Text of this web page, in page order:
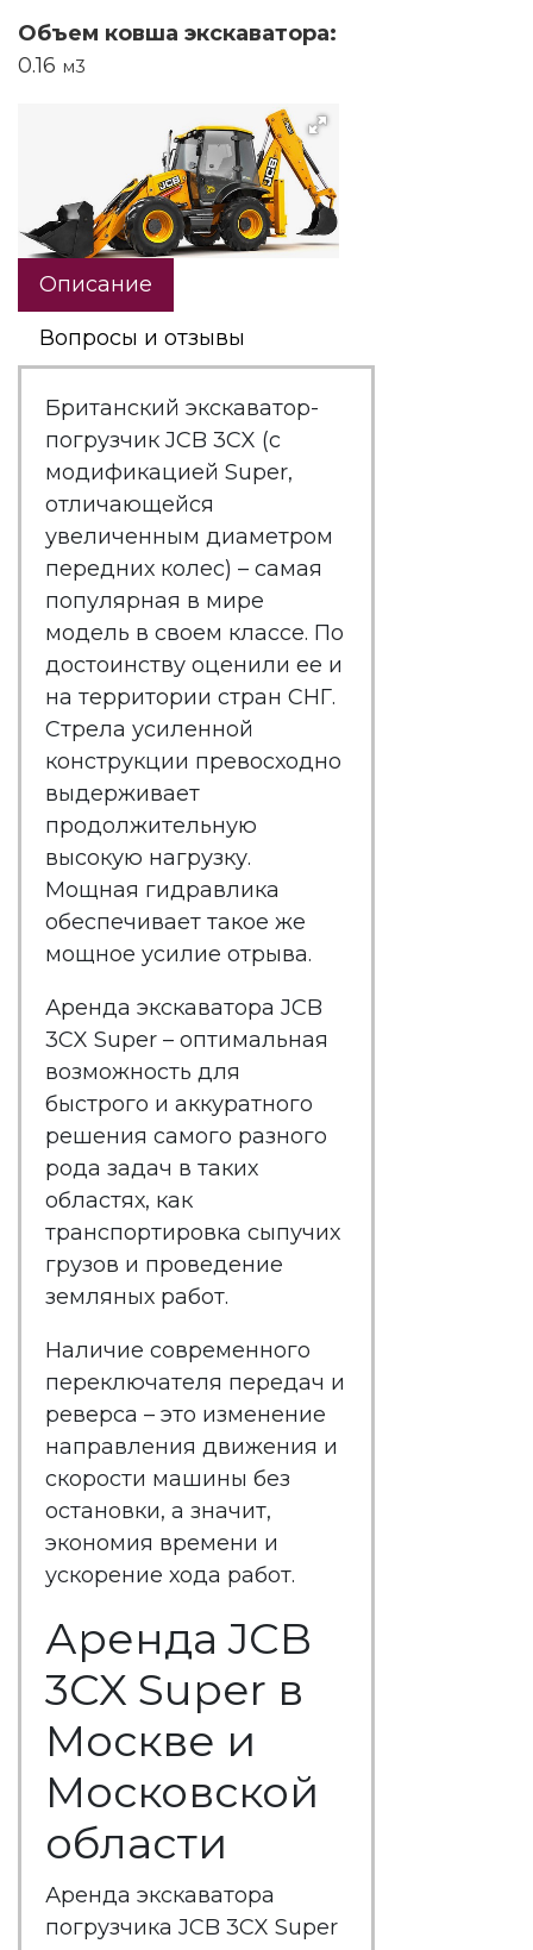
Объем ковша экскаватора:
0.16 м3
Описание
Вопросы и отзывы
Британский экскаватор-
погрузчик JCB 3CX (с
модификацией Super,
отличающейся
увеличенным диаметром
передних колес) – самая
популярная в мире
модель в своем классе. По
достоинству оценили ее и
на территории стран СНГ.
Стрела усиленной
конструкции превосходно
выдерживает
продолжительную
высокую нагрузку.
Мощная гидравлика
обеспечивает такое же
мощное усилие отрыва.
Аренда экскаватора JCB
3CX Super – оптимальная
возможность для
быстрого и аккуратного
решения самого разного
рода задач в таких
областях, как
транспортировка сыпучих
грузов и проведение
земляных работ.
Наличие современного
переключателя передач и
реверса – это изменение
направления движения и
скорости машины без
остановки, а значит,
экономия времени и
ускорение хода работ.
Аренда JCB
3CX Super в
Москве и
Московской
области
Аренда экскаватора
погрузчика JCB 3CX Super